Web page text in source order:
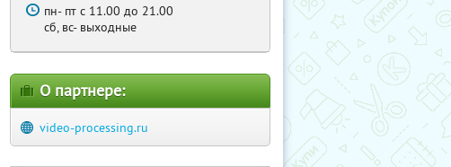
пн- пт с 11.00 до 21.00
сб, вс- выходные
О партнере:
video-processing.ru